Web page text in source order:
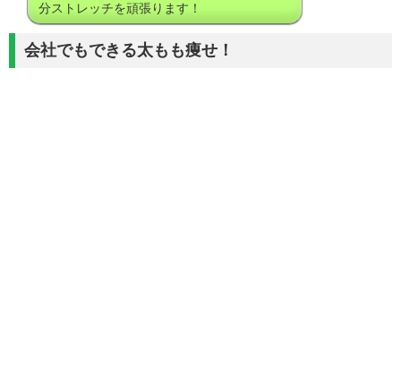
分ストレッチを頑張ります！
会社でもできる太もも痩せ！